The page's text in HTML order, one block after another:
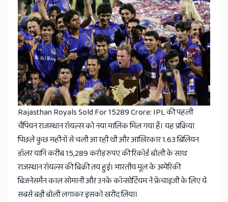
Rajasthan Royals Sold For 15289 Crore: IPL की पहली
चैंपियन राजस्थान रॉयल्स को नया मालिक मिल गया हैं। यह प्रक्रिया
पिछले कुछ महीनों से चली आ रही थी और आखिरकार 1.63 बिलियन
डॉलर यानि करीब 15,289 करोड़ रुपए की रिकॉर्ड बोली के साथ
राजस्थान रॉयल्स की बिक्री तय हुई। भारतीय मूल के अमेरिकी
बिजनेसमैन काल सोमानी और उनके कॉन्सोर्टियम ने फ्रेंचाइजी के लिए ये
सबसे बड़ी बोली लगाकर इसको खरीद लिया।